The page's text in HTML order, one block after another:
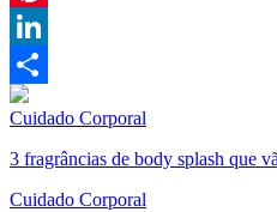
Pinterest
LinkedIn
Compartilhar
Cuidado Corporal
3 fragrâncias de body splash que
Cuidado Corporal